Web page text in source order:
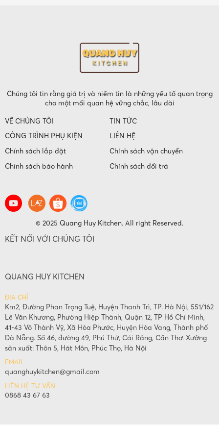
Chúng tôi tin rằng giá trị và niềm tin là những yếu tố quan trọng
cho một mối quan hệ vững chắc, lâu dài
VỀ CHÚNG TÔI
TIN TỨC
CÔNG TRÌNH PHỤ KIỆN
LIÊN HỆ
Chính sách lắp đặt
Chính sách vận chuyển
Chính sách bảo hành
Chính sách đổi trả
© 2025 Quang Huy Kitchen. All right Reserved.
KẾT NỐI VỚI CHÚNG TÔI
QUANG HUY KITCHEN
ĐỊA CHỈ
Km2, Đường Phan Trọng Tuệ, Huyện Thanh Trì, TP. Hà Nội, 551/162
Lê Văn Khương, Phường Hiệp Thành, Quận 12, TP Hồ Chí Minh,
41-43 Võ Thành Vỹ, Xã Hòa Phước, Huyện Hòa Vang, Thành phố
Đà Nẵng. Số 46, đường 49, Phú Thứ, Cái Răng, Cần Thơ. Xưởng
sản xuất: Thôn 5, Hát Môn, Phúc Thọ, Hà Nội
EMAIL
quanghuykitchen@gmail.com
LIÊN HỆ TƯ VẤN
0868 43 67 63